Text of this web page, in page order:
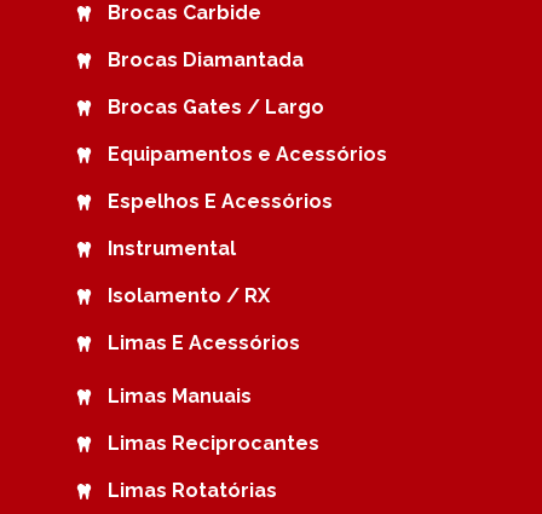
Brocas Carbide
Brocas Diamantada
Brocas Gates / Largo
Equipamentos e Acessórios
Espelhos E Acessórios
Instrumental
Isolamento / RX
Limas E Acessórios
Limas Manuais
Limas Reciprocantes
Limas Rotatórias